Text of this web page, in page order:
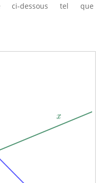
ci-dessous tel que